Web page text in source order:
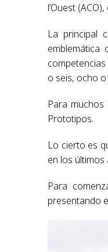
l’Ouest
La principal
o seis, ocho
Para
Prototipos.
Lo cierto es
en los
Para
presentando